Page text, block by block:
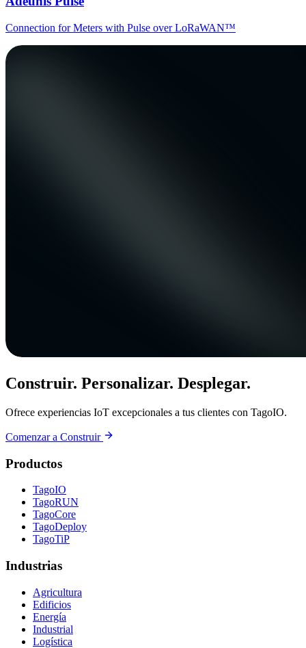
Connection for Meters with Pulse over LoRaWAN™
Construir. Personalizar. Desplegar.
Ofrece experiencias IoT excepcionales a tus clientes con TagoIO.
Comenzar a Construir
Productos
TagoIO
TagoRUN
TagoCore
TagoDeploy
TagoTiP
Industrias
Agricultura
Edificios
Energía
Industrial
Logística